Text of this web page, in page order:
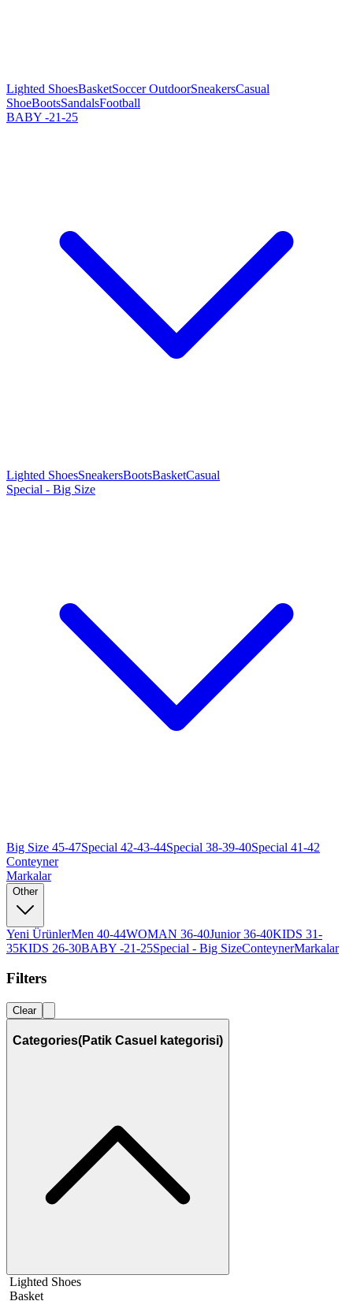
Lighted ShoesBasketSoccer OutdoorSneakersCasual
ShoeBootsSandalsFootball
BABY -21-25
Lighted ShoesSneakersBootsBasketCasual
Special - Big Size
Big Size 45-47Special 42-43-44Special 38-39-40Special 41-42
Conteyner
Markalar
Other
Yeni ÜrünlerMen 40-44WOMAN 36-40Junior 36-40KIDS 31-
35KIDS 26-30BABY -21-25Special - Big SizeConteynerMarkalar
Filters
Clear
Categories(Patik Casuel kategorisi)
Lighted Shoes
Basket